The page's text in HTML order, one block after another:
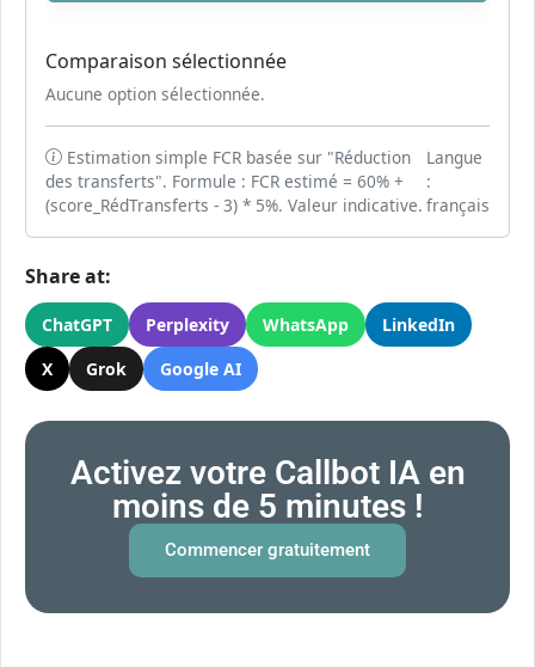
Comparaison sélectionnée
Aucune option sélectionnée.
Estimation simple FCR basée sur "Réduction
des transferts". Formule : FCR estimé = 60% +
(score_RédTransferts - 3) * 5%. Valeur indicative.
Langue
:
français
Share at:
ChatGPT Perplexity WhatsApp
LinkedIn
X
Grok Google AI
Activez votre Callbot IA en
moins de 5 minutes !
Commencer gratuitement